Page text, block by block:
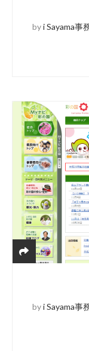
byi Sayama事
byi Sayama事